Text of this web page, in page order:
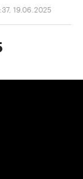
19.06.2025